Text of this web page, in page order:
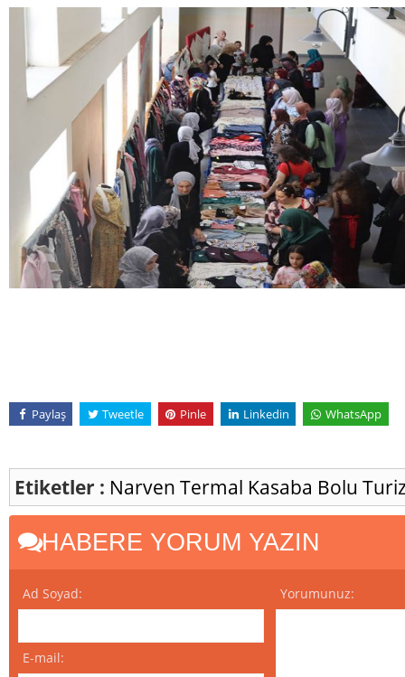
Paylaş Tweetle Pinle Linkedin WhatsApp
Etiketler : Narven Termal Kasaba Bolu
HABERE YORUM YAZIN
Ad Soyad:
E-mail:
Yorumunuz: